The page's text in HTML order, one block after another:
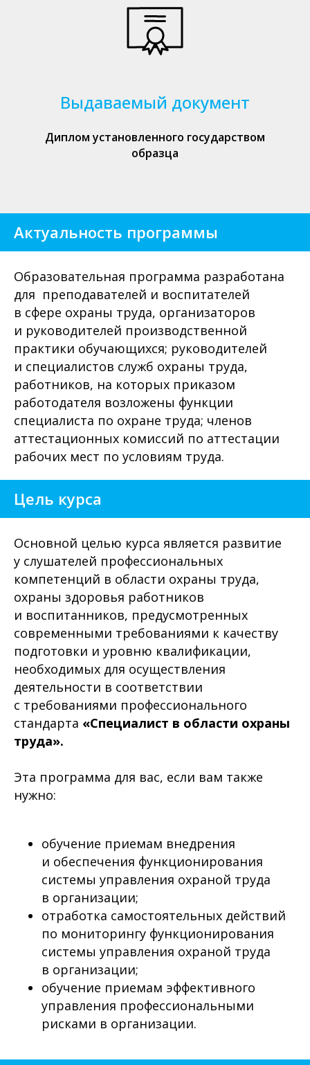
Выдаваемый документ
Диплом установленного государством
образца
Актуальность программы
Образовательная программа разработана
для преподавателей и воспитателей
в сфере охраны труда, организаторов
и руководителей производственной
практики обучающихся; руководителей
и специалистов служб охраны труда,
работников, на которых приказом
работодателя возложены функции
специалиста по охране труда; членов
аттестационных комиссий по аттестации
рабочих мест по условиям труда.
Цель курса
Основной целью курса является развитие
у слушателей профессиональных
компетенций в области охраны труда,
охраны здоровья работников
и воспитанников, предусмотренных
современными требованиями к качеству
подготовки и уровню квалификации,
необходимых для осуществления
деятельности в соответствии
с требованиями профессионального
стандарта «Специалист в области охраны
труда».
Эта программа для вас, если вам также
нужно:
обучение приемам внедрения
и обеспечения функционирования
системы управления охраной труда
в организации;
отработка самостоятельных действий
по мониторингу функционирования
системы управления охраной труда
в организации;
обучение приемам эффективного
управления профессиональными
рисками в организации.